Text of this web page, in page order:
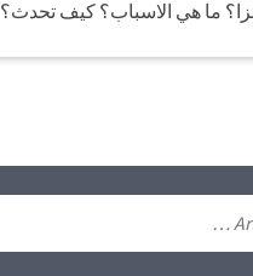
ما هي الاسباب؟ كيف تحدث؟